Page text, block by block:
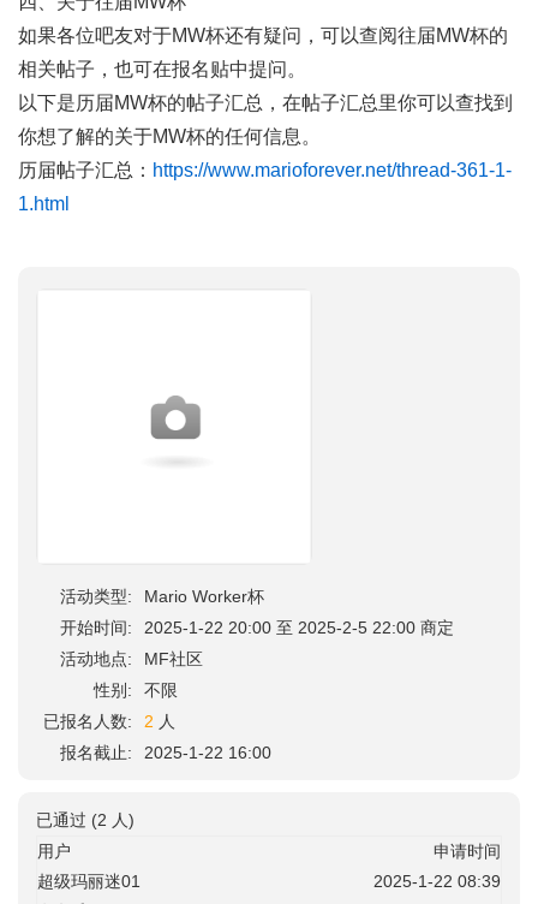
如果各位吧友对于MW杯还有疑问，可以查阅往届MW杯的
相关帖子，也可在报名贴中提问。
以下是历届MW杯的帖子汇总，在帖子汇总里你可以查找到
你想了解的关于MW杯的任何信息。
历届帖子汇总： https://www.marioforever.net/thread-361-1-
1.html
活动类型:
Mario Worker杯
开始时间:
2025-1-22 20:00 至 2025-2-5 22:00 商定
活动地点:
MF社区
性别:
不限
已报名人数:
2 人
报名截止:
2025-1-22 16:00
已通过 (2 人)
用户
申请时间
超级玛丽迷01
2025-1-22 08:39